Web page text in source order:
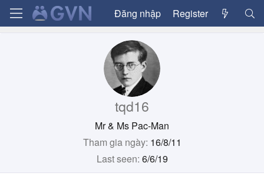
Đăng nhập Register
tqd16
Mr & Ms Pac-Man
Tham gia ngày 16/8/11
Last seen 6/6/19